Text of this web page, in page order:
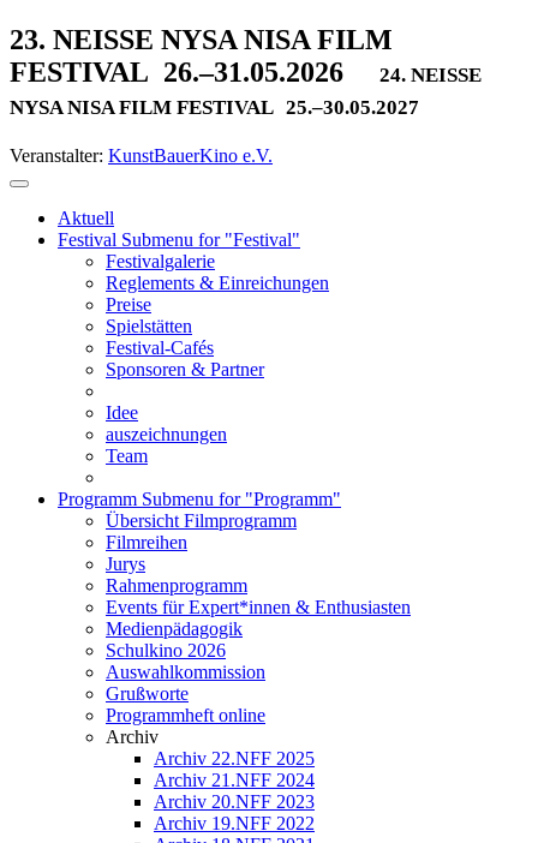
23. NEISSE NYSA NISA FILM
FESTIVAL 26.–31.05.2026
24. NEISSE
NYSA NISA FILM FESTIVAL 25.–30.05.2027
Veranstalter: KunstBauerKino e.V.
Aktuell
Festival Submenu for "Festival"
Festivalgalerie
Reglements & Einreichungen
Preise
Spielstätten
Festival-Cafés
Sponsoren & Partner
Idee
auszeichnungen
Team
Programm Submenu for "Programm"
Übersicht Filmprogramm
Filmreihen
Jurys
Rahmenprogramm
Events für Expert*innen & Enthusiasten
Medienpädagogik
Schulkino 2026
Auswahlkommission
Grußworte
Programmheft online
Archiv
Archiv 22.NFF 2025
Archiv 21.NFF 2024
Archiv 20.NFF 2023
Archiv 19.NFF 2022